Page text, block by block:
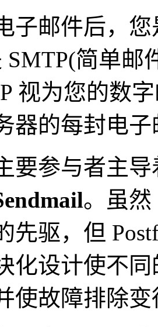
邮件后，您
SMTP(简单
视为您的数
器的每封电子
参与者主导
。虽然
先驱，但
化设计使不
使故障排除